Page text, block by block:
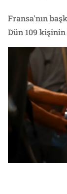
Fransa'nın
Dün 109